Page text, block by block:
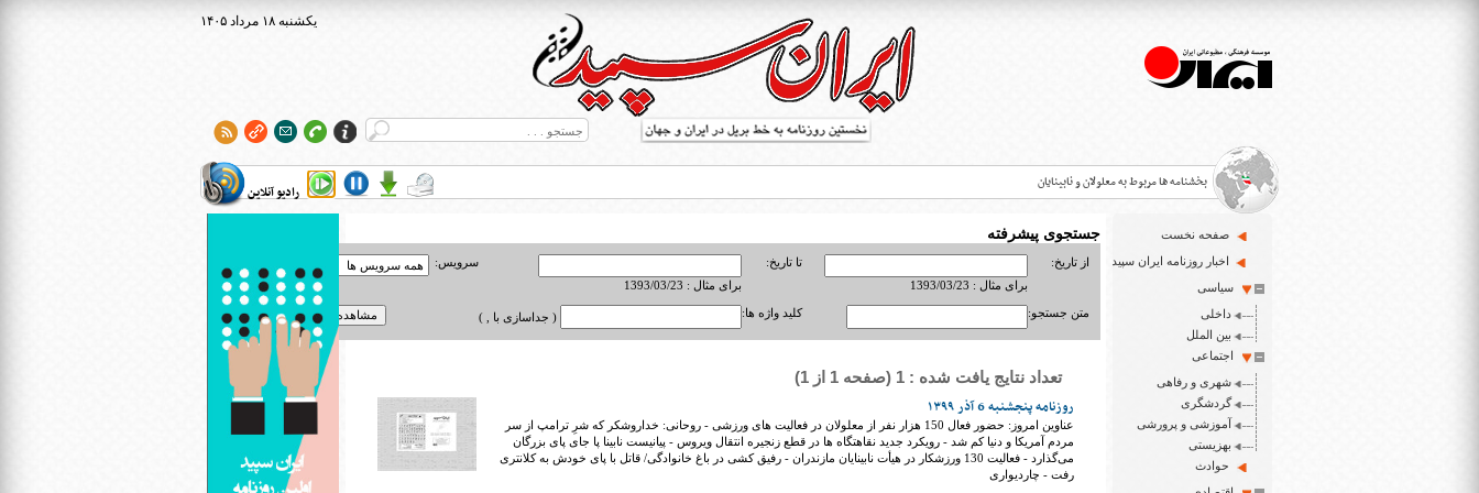
۱۴۰۵ يکشنبه ۱۸ مرداد
رادیو آنلاین
بخشنامه ها مربوط به معلولان و نابینایان
>
قانون حمایت از حقوق معلولان
اخبار حوزه معلولان و نابینایان
>
ایران سپید سایت خبری نابینایان و تنها روزنامه به خط بریل در جهان
>
صفحه نخست
اخبار روزنامه ایران سپید
سیاسی
داخلی
بین الملل
اجتماعی
شهری و رفاهی
گردشگری
آموزشی و پرورشی
بهزیستی
حوادث
جستجوی پیشرفته
از تاریخ:
برای مثال : 1393/03/23
تا تاریخ:
برای مثال : 1393/03/23
سرویس:
متن جستجو: کلید واژه ها: ( جداسازی با , )
تعداد نتایج یافت شده : 1 (صفحه 1 از 1)
روزنامه پنجشنبه 6 آذر ۱۳۹۹
عناوین امروز: حضور فعال 150 هزار نفر از معلولان در فعالیت های ورزشی - روحانی: خداروشکر که شرِ ترامپ از سر
مردم آمریکا و دنیا کم شد - رویکرد جدید نقاهتگاه ها در قطع زنجیره انتقال ویروس - پیانیست نابینا پا جای پای بزرگان
می‌گذارد - فعالیت 130 ورزشکار در هیأت نابینایان مازندران - رفیق کشی در باغ خانوادگی/ قاتل با پای خودش به کلانتری
رفت - چاردیواری